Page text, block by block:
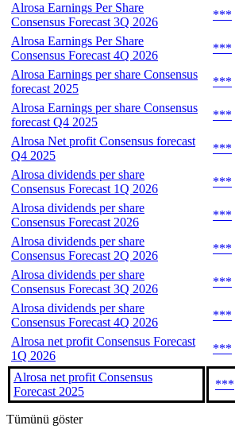
Alrosa Earnings Per Share
Consensus Forecast 3Q 2026
***
Alrosa Earnings Per Share
Consensus Forecast 4Q 2026
***
Alrosa Earnings per share Consensus
forecast 2025
***
Alrosa Earnings per share Consensus
forecast Q4 2025
***
Alrosa Net profit Consensus forecast
Q4 2025
***
Alrosa dividends per share
Consensus Forecast 1Q 2026
***
Alrosa dividends per share
Consensus Forecast 2026
***
Alrosa dividends per share
Consensus Forecast 2Q 2026
***
Alrosa dividends per share
Consensus Forecast 3Q 2026
***
Alrosa dividends per share
Consensus Forecast 4Q 2026
***
Alrosa net profit Consensus Forecast
1Q 2026
***
Alrosa net profit Consensus
Forecast 2025
***
Tümünü göster